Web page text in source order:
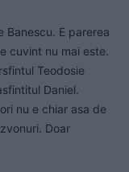
Banescu. E parerea
cuvint nu mai este.
Teodosie
Daniel.
nu e chiar asa de
Doar